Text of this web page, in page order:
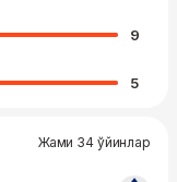
9
5
Жами 34 ўйинлар